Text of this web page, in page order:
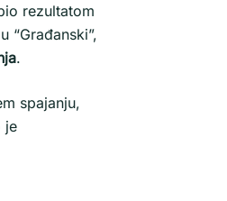
rezultatom
“Građanski”,
.
spajanju,
je